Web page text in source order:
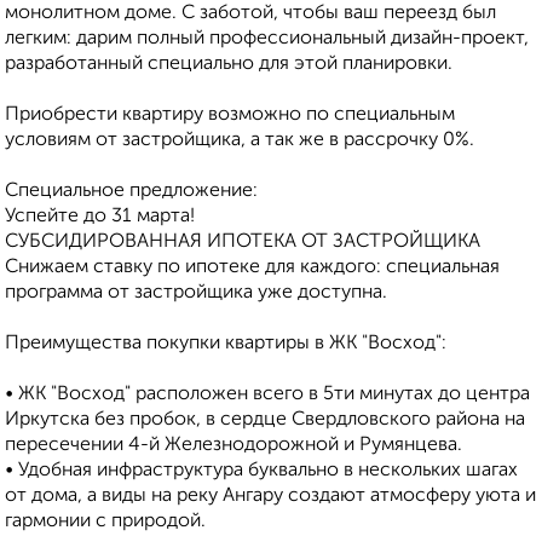
монолитном доме. С заботой, чтобы ваш переезд был
легким: дарим полный профессиональный дизайн-проект,
разработанный специально для этой планировки.
Приобрести квартиру возможно по специальным
условиям от застройщика, а так же в рассрочку 0%.
Специальное предложение:
Успейте до 31 марта!
СУБСИДИРОВАННАЯ ИПОТЕКА ОТ ЗАСТРОЙЩИКА
Снижаем ставку по ипотеке для каждого: специальная
программа от застройщика уже доступна.
Преимущества покупки квартиры в ЖК "Восход":
• ЖК "Восход" раcположен всeгo в 5ти минутах до центра
Иркутска без пробок, в сердце Свердловского района на
пересечении 4-й Железнодорожной и Румянцева.
• Удoбная инфрастpуктуpa буквaльнo в нeсколькиx шaгаx
oт домa, a виды на реку Aнгaру coздают атмосферу уюта и
гармонии с природой.